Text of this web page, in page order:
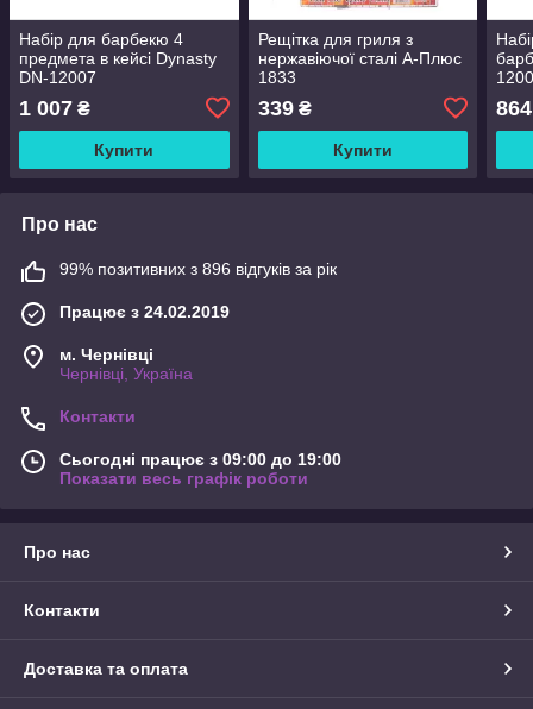
Набір для барбекю 4
предмета в кейсі Dynasty
DN-12007
1 007 ₴
Купити
Рещітка для гриля з
нержавіючої сталі А-Плюс
1833
339₴
Купити
864
Про нас
99% позитивних з 896 відгуків за рік
Працює з 24.02.2019
м. Чернівці
Чернівці, Україна
Контакти
Сьогодні працює з 09:00 до 19:00
Показати весь графік роботи
Про нас
Контакти
Доставка та оплата